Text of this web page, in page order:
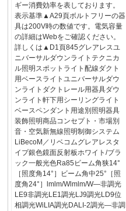
ギー消費効率を表しております。
表示基準▲A29頁ボルトフリーの器
具は200V時の数値です。電気容量
の詳細はWebをご確認ください。
詳しくは▲D1頁845グレアレスユ
ニバーサルダウンライトテクニカ
ル照明スポットライト配線ダクト
用ベースライトユニバーサルダウ
ンライトダクトレール用器具ダウ
ンライト軒下用シーリングライト
ベースペンダント用途別照明器具
装飾照明商品コンセプト・市場別
音・空気新無線照明制御システム
LiBecoM／リベコムグレアレスタ
イプ銀色鏡面反射板ホワイト/ブラ
ック一般光色Ra85ビーム角狭14°
［照度角14°］ビーム角中25°［照
度角24°］lmlm/Wlmlm/W―非調光
LE9非調光LE1調光LJ9調光LD9位
相調光WiLIA調光DALI-2調光―非調